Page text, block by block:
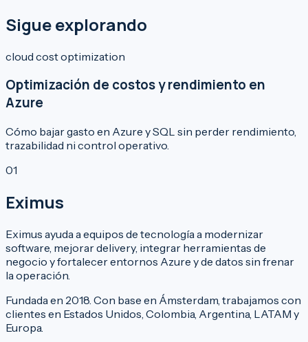
Sigue explorando
cloud cost optimization
Optimización de costos y rendimiento en
Azure
Cómo bajar gasto en Azure y SQL sin perder rendimiento,
trazabilidad ni control operativo.
01
Eximus
Eximus ayuda a equipos de tecnología a modernizar
software, mejorar delivery, integrar herramientas de
negocio y fortalecer entornos Azure y de datos sin frenar
la operación.
Fundada en 2018. Con base en Ámsterdam, trabajamos con
clientes en Estados Unidos, Colombia, Argentina, LATAM y
Europa.